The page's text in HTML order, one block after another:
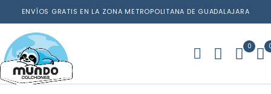
ENVÍOS GRATIS EN LA ZONA METROPOLITANA DE GUADALAJARA
0